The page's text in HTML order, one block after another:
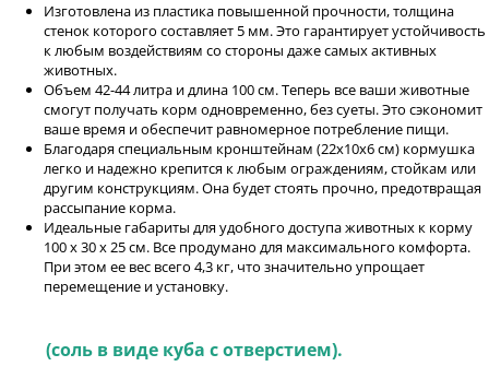
Изготовлена из пластика повышенной прочности, толщина
стенок которого составляет 5 мм. Это гарантирует устойчивость
к любым воздействиям со стороны даже самых активных
животных.
Объем 42-44 литра и длина 100 см. Теперь все ваши животные
смогут получать корм одновременно, без суеты. Это сэкономит
ваше время и обеспечит равномерное потребление пищи.
Благодаря специальным кронштейнам (22х10х6 см) кормушка
легко и надежно крепится к любым ограждениям, стойкам или
другим конструкциям. Она будет стоять прочно, предотвращая
рассыпание корма.
Идеальные габариты для удобного доступа животных к корму
100 x 30 x 25 см. Все продумано для максимального комфорта.
При этом ее вес всего 4,3 кг, что значительно упрощает
перемещение и установку.
(соль в виде куба с отверстием).